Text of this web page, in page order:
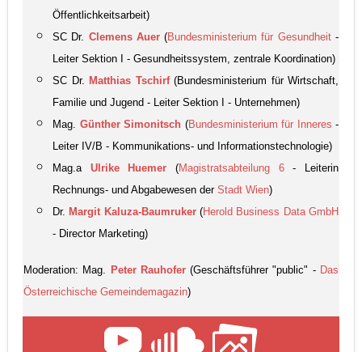
Öffentlichkeitsarbeit)
SC Dr. Clemens Auer(Bundesministerium für Gesundheit-
Leiter Sektion I - Gesundheitssystem, zentrale Koordination)
SC Dr. Matthias Tschirf(Bundesministerium für Wirtschaft,
Familie und Jugend - Leiter Sektion I - Unternehmen)
Mag. Günther Simonitsch (Bundesministerium für Inneres -
Leiter IV/B - Kommunikations- und Informationstechnologie)
Mag.a Ulrike Huemer (Magistratsabteilung 6- Leiterin
Rechnungs- und Abgabewesen der Stadt Wien)
Dr. Margit Kaluza-Baumruker(Herold Business Data GmbH
- Director Marketing)
Moderation: Mag. Peter Rauhofer(Geschäftsführer "public" - Das
Österreichische Gemeindemagazin)